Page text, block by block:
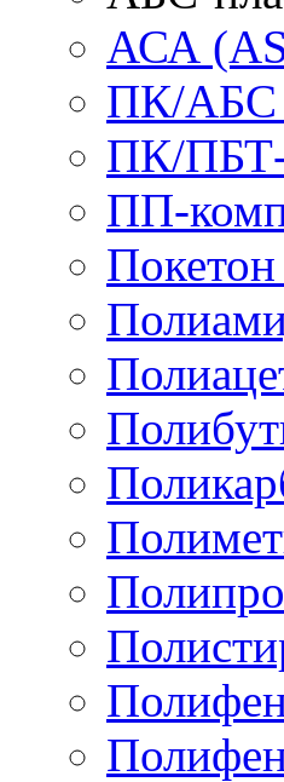
АСА
ПК/АБС
ПК/ПБТ-
ПП-